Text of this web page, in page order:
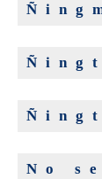
No